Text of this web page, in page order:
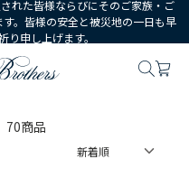
れた皆様ならびにそのご家族・ご
。皆様の安全と被災地の一日も早
り申し上げます。
ー ストール・帽子・手袋
70商品